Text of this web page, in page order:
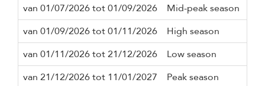
van 01/07/2026 tot 01/09/2026
Mid-peak season
van 01/09/2026 tot 01/11/2026
High season
van 01/11/2026 tot 21/12/2026
Low season
van 21/12/2026 tot 11/01/2027
Peak season